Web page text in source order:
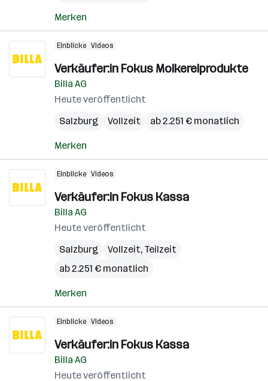
Merken
Einblicke Videos
Verkäufer:in Fokus Molkereiprodukte
Billa AG
Heute veröffentlicht
Salzburg
Vollzeit ab 2.251 € monatlich
Merken
Einblicke Videos
Verkäufer:in Fokus Kassa
Billa AG
Heute veröffentlicht
Salzburg
Vollzeit, Teilzeit
ab 2.251 € monatlich
Merken
Einblicke Videos
Verkäufer:in Fokus Kassa
Billa AG
Heute veröffentlicht